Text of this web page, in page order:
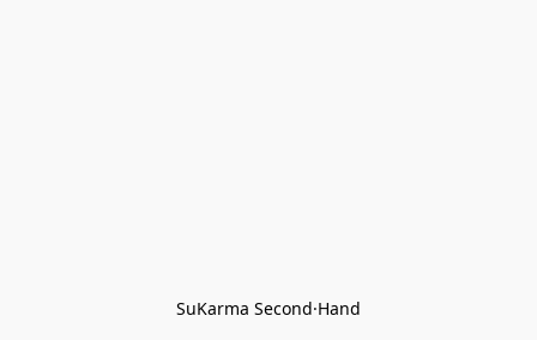
SuKarma Second·Hand